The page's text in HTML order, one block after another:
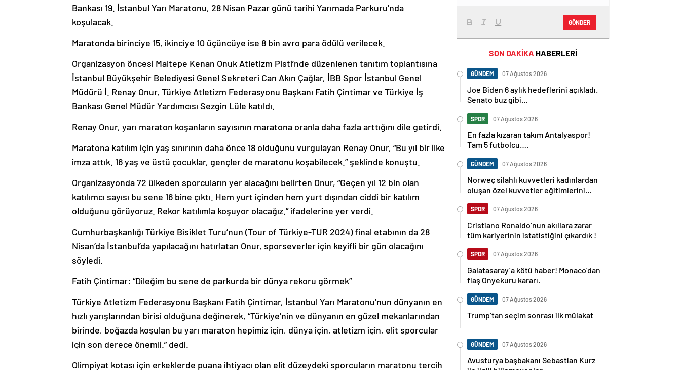
Bankası 19. İstanbul Yarı Maratonu, 28 Nisan Pazar günü tarihi Yarımada Parkuru’nda
koşulacak.
Maratonda birinciye 15, ikinciye 10 üçüncüye ise 8 bin avro para ödülü verilecek.
Organizasyon öncesi Maltepe Kenan Onuk Atletizm Pisti’nde düzenlenen tanıtım toplantısına
İstanbul Büyükşehir Belediyesi Genel Sekreteri Can Akın Çağlar, İBB Spor İstanbul Genel
Müdürü İ. Renay Onur, Türkiye Atletizm Federasyonu Başkanı Fatih Çintimar ve Türkiye İş
Bankası Genel Müdür Yardımcısı Sezgin Lüle katıldı.
Renay Onur, yarı maraton koşanların sayısının maratona oranla daha fazla arttığını dile getirdi.
Maratona katılım için yaş sınırının daha önce 18 olduğunu vurgulayan Renay Onur, “Bu yıl bir ilke
imza attık. 16 yaş ve üstü çocuklar, gençler de maratonu koşabilecek.” şeklinde konuştu.
Organizasyonda 72 ülkeden sporcuların yer alacağını belirten Onur, “Geçen yıl 12 bin olan
katılımcı sayısı bu sene 16 bine çıktı. Hem yurt içinden hem yurt dışından ciddi bir katılım
olduğunu görüyoruz. Rekor katılımla koşuyor olacağız.” ifadelerine yer verdi.
Cumhurbaşkanlığı Türkiye Bisiklet Turu’nun (Tour of Türkiye-TUR 2024) final etabının da 28
Nisan’da İstanbul’da yapılacağını hatırlatan Onur, sporseverler için keyifli bir gün olacağını
söyledi.
Fatih Çintimar: “Dileğim bu sene de parkurda bir dünya rekoru görmek”
Türkiye Atletizm Federasyonu Başkanı Fatih Çintimar, İstanbul Yarı Maratonu’nun dünyanın en
hızlı yarışlarından birisi olduğuna değinerek, “Türkiye’nin ve dünyanın en güzel mekanlarından
birinde, boğazda koşulan bu yarı maraton hepimiz için, dünya için, atletizm için, elit sporcular
için son derece önemli.” dedi.
Olimpiyat kotası için erkeklerde puana ihtiyacı olan elit düzeydeki sporcuların maratonu tercih
GÖNDER
SON DAKİKA HABERLERİ
GÜNDEM 07 Ağustos 2026
Joe Biden 6 aylık hedeflerini açıkladı.
Senato buz gibi…
SPOR 07 Ağustos 2026
En fazla kızaran takım Antalyaspor!
Tam 5 futbolcu….
GÜNDEM 07 Ağustos 2026
Norweç silahlı kuvvetleri kadınlardan
oluşan özel kuvvetler eğitimlerini
SPOR 07 Ağustos 2026
Cristiano Ronaldo’nun akıllara zarar
tüm kariyerinin istatistiğini çıkardık !
SPOR 07 Ağustos 2026
Galatasaray’a kötü haber! Monaco’dan
flaş Onyekuru kararı.
GÜNDEM 07 Ağustos 2026
Trump’tan seçim sonrası ilk mülakat
GÜNDEM 07 Ağustos 2026
Avusturya başbakanı Sebastian Kurz